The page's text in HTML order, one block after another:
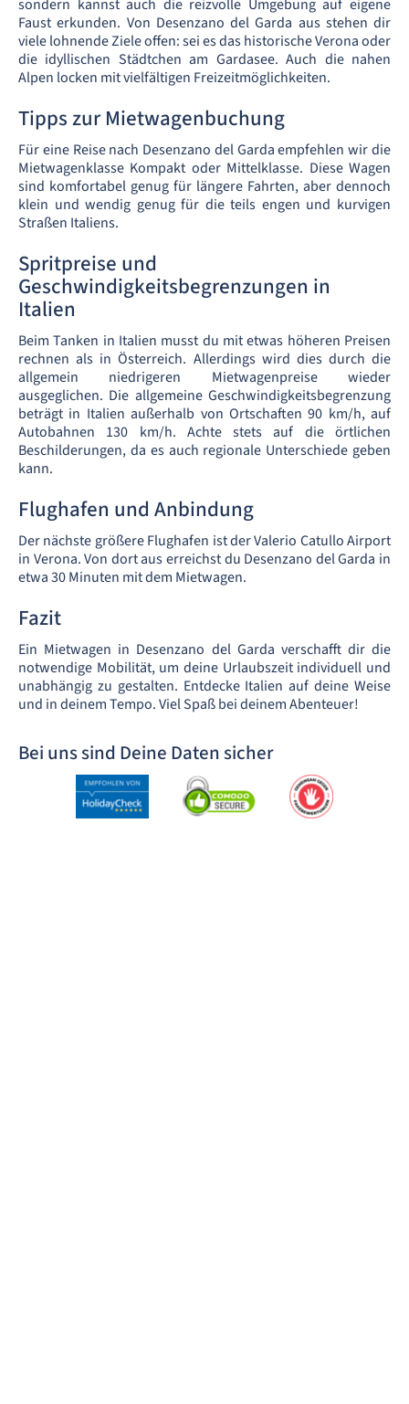
sondern kannst auch die reizvolle Umgebung auf eigene
Faust erkunden. Von Desenzano del Garda aus stehen dir
viele lohnende Ziele offen: sei es das historische Verona oder
die idyllischen Städtchen am Gardasee. Auch die nahen
Alpen locken mit vielfältigen Freizeitmöglichkeiten.
Tipps zur Mietwagenbuchung
Für eine Reise nach Desenzano del Garda empfehlen wir die
Mietwagenklasse Kompakt oder Mittelklasse. Diese Wagen
sind komfortabel genug für längere Fahrten, aber dennoch
klein und wendig genug für die teils engen und kurvigen
Straßen Italiens.
Spritpreise und
Geschwindigkeitsbegrenzungen in
Italien
Beim Tanken in Italien musst du mit etwas höheren Preisen
rechnen als in Österreich. Allerdings wird dies durch die
allgemein niedrigeren Mietwagenpreise wieder
ausgeglichen. Die allgemeine Geschwindigkeitsbegrenzung
beträgt in Italien außerhalb von Ortschaften 90 km/h, auf
Autobahnen 130 km/h. Achte stets auf die örtlichen
Beschilderungen, da es auch regionale Unterschiede geben
kann.
Flughafen und Anbindung
Der nächste größere Flughafen ist der Valerio Catullo Airport
in Verona. Von dort aus erreichst du Desenzano del Garda in
etwa 30 Minuten mit dem Mietwagen.
Fazit
Ein Mietwagen in Desenzano del Garda verschafft dir die
notwendige Mobilität, um deine Urlaubszeit individuell und
unabhängig zu gestalten. Entdecke Italien auf deine Weise
und in deinem Tempo. Viel Spaß bei deinem Abenteuer!
Bei uns sind Deine Daten sicher